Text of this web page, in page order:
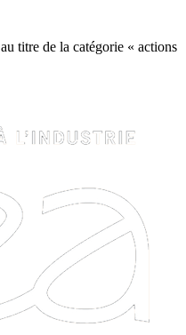
titre de la catégorie « actions